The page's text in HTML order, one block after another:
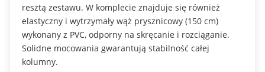
resztą zestawu. W komplecie znajduje się również
elastyczny i wytrzymały wąż prysznicowy (150 cm)
wykonany z PVC, odporny na skręcanie i rozciąganie.
Solidne mocowania gwarantują stabilność całej
kolumny.